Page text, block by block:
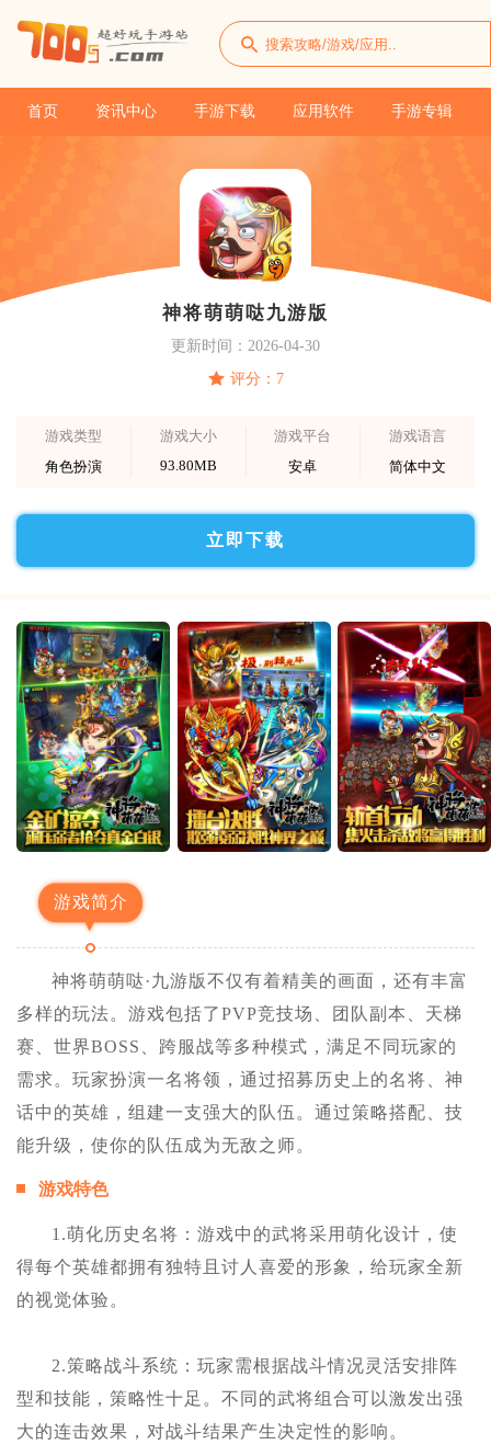
首页 资讯中心 手游下载 应用软件 手游专辑
神将萌萌哒九游版
更新时间：2026-04-30
评分：7
游戏类型
角色扮演
游戏大小
93.80MB
游戏平台
安卓
游戏语言
简体中文
立即下载
游戏简介
神将萌萌哒·九游版不仅有着精美的画面，还有丰富
多样的玩法。游戏包括了PVP竞技场、团队副本、天梯
赛、世界BOSS、跨服战等多种模式，满足不同玩家的
需求。玩家扮演一名将领，通过招募历史上的名将、神
话中的英雄，组建一支强大的队伍。通过策略搭配、技
能升级，使你的队伍成为无敌之师。
游戏特色
1.萌化历史名将：游戏中的武将采用萌化设计，使
得每个英雄都拥有独特且讨人喜爱的形象，给玩家全新
的视觉体验。
2.策略战斗系统：玩家需根据战斗情况灵活安排阵
型和技能，策略性十足。不同的武将组合可以激发出强
大的连击效果，对战斗结果产生决定性的影响。